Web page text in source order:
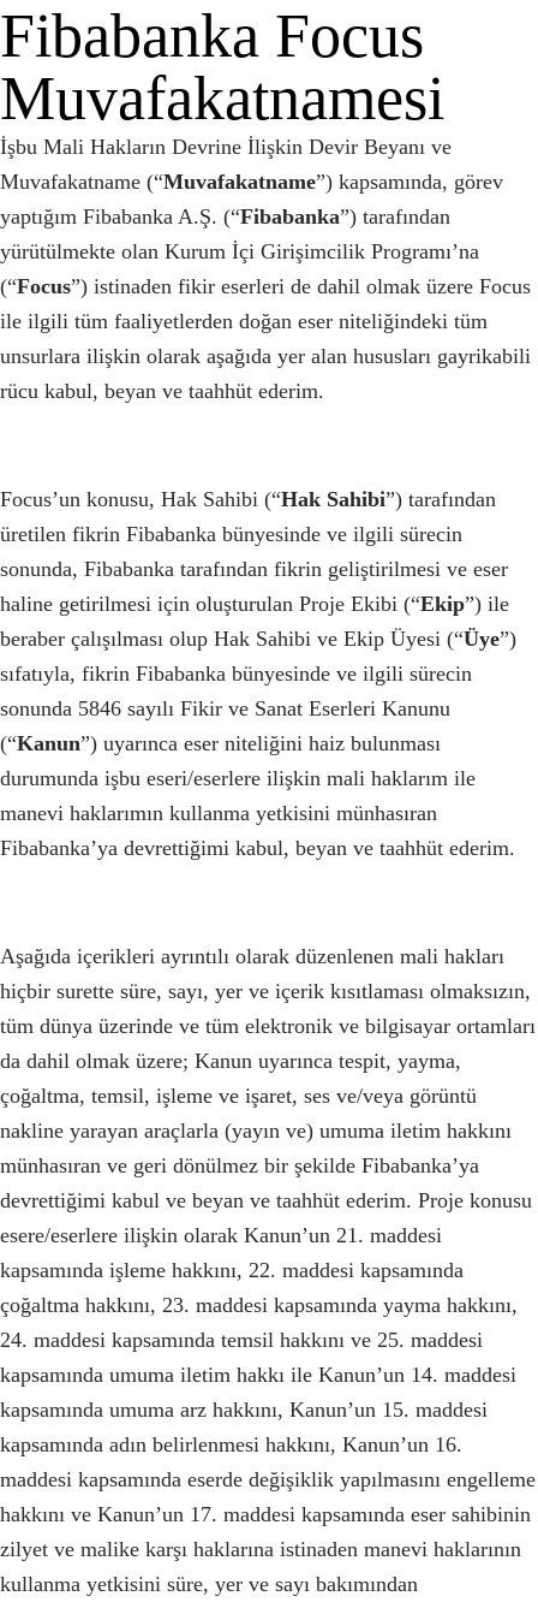
Fibabanka Focus
Muvafakatnamesi
İşbu Mali Hakların Devrine İlişkin Devir Beyanı ve
Muvafakatname (“Muvafakatname”) kapsamında, görev
yaptığım Fibabanka A.Ş. (“Fibabanka”) tarafından
yürütülmekte olan Kurum İçi Girişimcilik Programı’na
(“Focus”) istinaden fikir eserleri de dahil olmak üzere Focus
ile ilgili tüm faaliyetlerden doğan eser niteliğindeki tüm
unsurlara ilişkin olarak aşağıda yer alan hususları gayrikabili
rücu kabul, beyan ve taahhüt ederim.
Focus’un konusu, Hak Sahibi (“Hak Sahibi”) tarafından
üretilen fikrin Fibabanka bünyesinde ve ilgili sürecin
sonunda, Fibabanka tarafından fikrin geliştirilmesi ve eser
haline getirilmesi için oluşturulan Proje Ekibi (“Ekip”) ile
beraber çalışılması olup Hak Sahibi ve Ekip Üyesi (“Üye”)
sıfatıyla, fikrin Fibabanka bünyesinde ve ilgili sürecin
sonunda 5846 sayılı Fikir ve Sanat Eserleri Kanunu
(“Kanun”) uyarınca eser niteliğini haiz bulunması
durumunda işbu eseri/eserlere ilişkin mali haklarım ile
manevi haklarımın kullanma yetkisini münhasıran
Fibabanka’ya devrettiğimi kabul, beyan ve taahhüt ederim.
Aşağıda içerikleri ayrıntılı olarak düzenlenen mali hakları
hiçbir surette süre, sayı, yer ve içerik kısıtlaması olmaksızın,
tüm dünya üzerinde ve tüm elektronik ve bilgisayar ortamları
da dahil olmak üzere; Kanun uyarınca tespit, yayma,
çoğaltma, temsil, işleme ve işaret, ses ve/veya görüntü
nakline yarayan araçlarla (yayın ve) umuma iletim hakkını
münhasıran ve geri dönülmez bir şekilde Fibabanka’ya
devrettiğimi kabul ve beyan ve taahhüt ederim. Proje konusu
esere/eserlere ilişkin olarak Kanun’un 21. maddesi
kapsamında işleme hakkını, 22. maddesi kapsamında
çoğaltma hakkını, 23. maddesi kapsamında yayma hakkını,
24. maddesi kapsamında temsil hakkını ve 25. maddesi
kapsamında umuma iletim hakkı ile Kanun’un 14. maddesi
kapsamında umuma arz hakkını, Kanun’un 15. maddesi
kapsamında adın belirlenmesi hakkını, Kanun’un 16.
maddesi kapsamında eserde değişiklik yapılmasını engelleme
hakkını ve Kanun’un 17. maddesi kapsamında eser sahibinin
zilyet ve malike karşı haklarına istinaden manevi haklarının
kullanma yetkisini süre, yer ve sayı bakımından